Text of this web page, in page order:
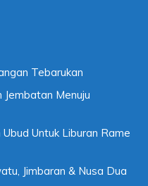
Tebarukan
Menuju
Untuk Liburan Rame
Jimbaran & Nusa Dua